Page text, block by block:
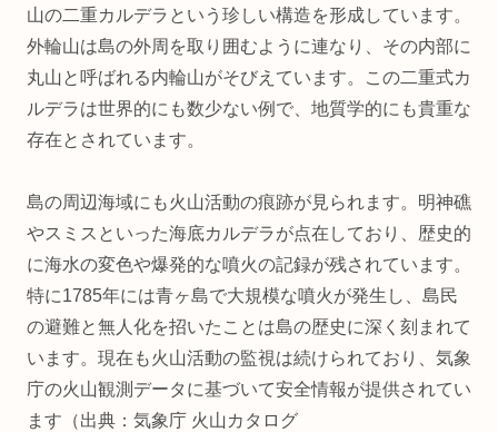
山の二重カルデラという珍しい構造を形成しています。
外輪山は島の外周を取り囲むように連なり、その内部に
丸山と呼ばれる内輪山がそびえています。この二重式カ
ルデラは世界的にも数少ない例で、地質学的にも貴重な
存在とされています。
島の周辺海域にも火山活動の痕跡が見られます。明神礁
やスミスといった海底カルデラが点在しており、歴史的
に海水の変色や爆発的な噴火の記録が残されています。
特に1785年には青ヶ島で大規模な噴火が発生し、島民
の避難と無人化を招いたことは島の歴史に深く刻まれて
います。現在も火山活動の監視は続けられており、気象
庁の火山観測データに基づいて安全情報が提供されてい
ます（出典：気象庁 火山カタログ